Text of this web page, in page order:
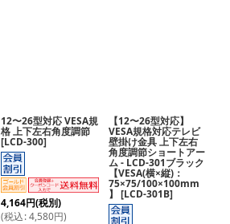
12〜26型対応 VESA規
格 上下左右角度調節
[LCD-300]
4,164円(税別)
(税込: 4,580円)
【12〜26型対応】
VESA規格対応テレビ
壁掛け金具 上下左右
角度調節ショートアー
ム - LCD-301ブラック
【VESA(横×縦)：
75×75/100×100mm
】
[LCD-301B]